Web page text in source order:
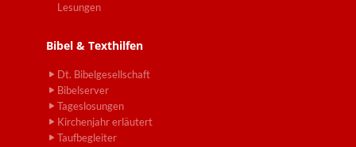
Lesungen
Bibel & Texthilfen
Dt. Bibelgesellschaft
Bibelserver
Tageslosungen
Kirchenjahr erläutert
Taufbegleiter